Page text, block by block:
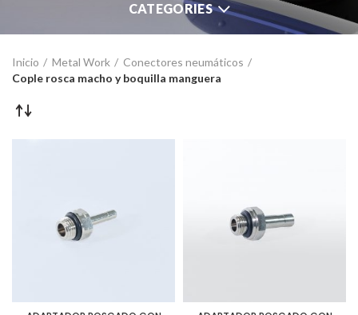
CATEGORIES
Inicio Metal Work
Conectores neumáticos
Cople rosca macho y boquilla manguera